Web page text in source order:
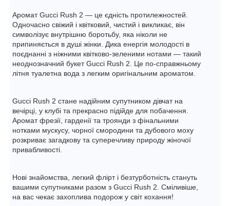
Аромат Gucci Rush 2 — це єдність протилежностей.
Одночасно свіжий і квітковий, чистий і викликає, він
символізує внутрішню боротьбу, яка ніколи не
припиняється в душі жінки. Дика енергія молодості в
поєднанні з ніжними квітково-зеленими нотами — такий
неоднозначний букет Gucci Rush 2. Це по-справжньому
літня туалетна вода з легким оригінальним ароматом.
Gucci Rush 2 стане надійним супутником дівчат на
вечірці, у клубі та прекрасно підійде для побачення.
Аромат фрезії, гарденії та троянди з фінальними
нотками мускусу, чорної смородини та дубового моху
розкриває загадкову та суперечливу природу жіночої
привабливості.
Нові знайомства, легкий флірт і безтурботність стануть
вашими супутниками разом з Gucci Rush 2. Сміливіше,
на вас чекає захоплива подорож у світ кохання!